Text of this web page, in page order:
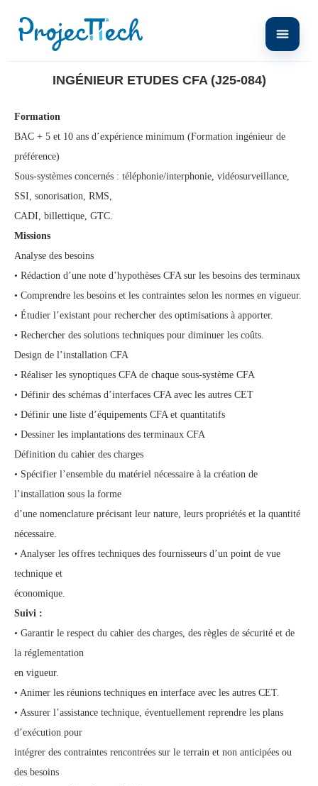
INGÉNIEUR ETUDES CFA (J25-084)
Formation
BAC + 5 et 10 ans d’expérience minimum (Formation ingénieur de
préférence)
Sous-systèmes concernés : téléphonie/interphonie, vidéosurveillance,
SSI, sonorisation, RMS,
CADI, billettique, GTC.
Missions
Analyse des besoins
• Rédaction d’une note d’hypothèses CFA sur les besoins des terminaux
• Comprendre les besoins et les contraintes selon les normes en vigueur.
• Étudier l’existant pour rechercher des optimisations à apporter.
• Rechercher des solutions techniques pour diminuer les coûts.
Design de l’installation CFA
• Réaliser les synoptiques CFA de chaque sous-système CFA
• Définir des schémas d’interfaces CFA avec les autres CET
• Définir une liste d’équipements CFA et quantitatifs
• Dessiner les implantations des terminaux CFA
Définition du cahier des charges
• Spécifier l’ensemble du matériel nécessaire à la création de
l’installation sous la forme
d’une nomenclature précisant leur nature, leurs propriétés et la quantité
nécessaire.
• Analyser les offres techniques des fournisseurs d’un point de vue
technique et
économique.
Suivi :
• Garantir le respect du cahier des charges, des règles de sécurité et de
la réglementation
en vigueur.
• Animer les réunions techniques en interface avec les autres CET.
• Assurer l’assistance technique, éventuellement reprendre les plans
d’exécution pour
intégrer des contraintes rencontrées sur le terrain et non anticipées ou
des besoins